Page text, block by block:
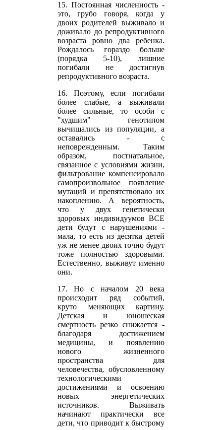
15. Постоянная численность -
это, грубо говоря, когда у
двоих родителей выживало и
доживало до репродуктивного
возраста ровно два ребенка.
Рождалось гораздо больше
(порядка 5-10), лишние
погибали не достигнув
репродуктивного возраста.
16. Поэтому, если погибали
более слабые, а выживали
более сильные, то особи с
"худшим" генотипом
вычищались из популяции, а
оставались - с
неповрежденным. Таким
образом, постнатальное,
связанное с условиями жизни,
фильтрование компенсировало
самопроизвольное появление
мутаций и препятствовало их
накоплению. А вероятность,
что у двух генетически
здоровых индивидуумов ВСЕ
дети будут с нарушениями -
мала, то есть из десятка детей
уж не менее двоих точно будут
тоже полностью здоровыми.
Естественно, выживут именно
они.
17. Но с началом 20 века
происходит ряд событий,
круто меняющих картину.
Детская и юношеская
смертность резко снижается -
благодаря достижением
медицины, и появлению
нового жизненного
пространства для
человечества, обусловленному
технологическими
достижениями и освоению
новых энергетических
источников. Выживать
начинают практически все
дети, что приводит к быстрому